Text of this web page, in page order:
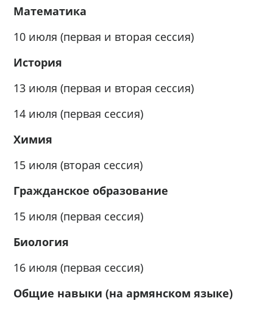
Математика
10 июля (первая и вторая сессия)
История
13 июля (первая и вторая сессия)
14 июля (первая сессия)
Химия
15 июля (вторая сессия)
Гражданское образование
15 июля (первая сессия)
Биология
16 июля (первая сессия)
Общие навыки (на армянском языке)